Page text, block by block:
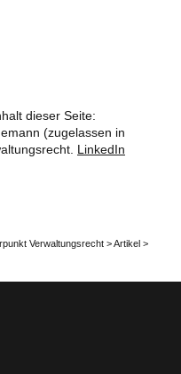
dieser Seite:
(zugelassen in
LinkedIn
Verwaltungsrecht >Artikel >